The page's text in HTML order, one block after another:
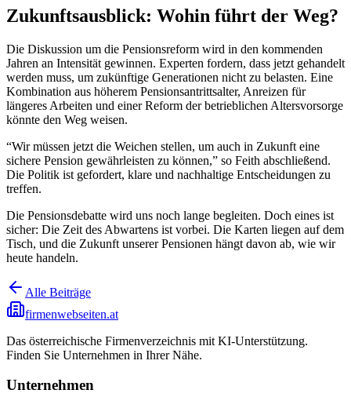
Zukunftsausblick: Wohin führt der Weg?
Die Diskussion um die Pensionsreform wird in den kommenden
Jahren an Intensität gewinnen. Experten fordern, dass jetzt gehandelt
werden muss, um zukünftige Generationen nicht zu belasten. Eine
Kombination aus höherem Pensionsantrittsalter, Anreizen für
längeres Arbeiten und einer Reform der betrieblichen Altersvorsorge
könnte den Weg weisen.
“Wir müssen jetzt die Weichen stellen, um auch in Zukunft eine
sichere Pension gewährleisten zu können,” so Feith abschließend.
Die Politik ist gefordert, klare und nachhaltige Entscheidungen zu
treffen.
Die Pensionsdebatte wird uns noch lange begleiten. Doch eines ist
sicher: Die Zeit des Abwartens ist vorbei. Die Karten liegen auf dem
Tisch, und die Zukunft unserer Pensionen hängt davon ab, wie wir
heute handeln.
Alle Beiträge
firmenwebseiten.at
Das österreichische Firmenverzeichnis mit KI-Unterstützung.
Finden Sie Unternehmen in Ihrer Nähe.
Unternehmen